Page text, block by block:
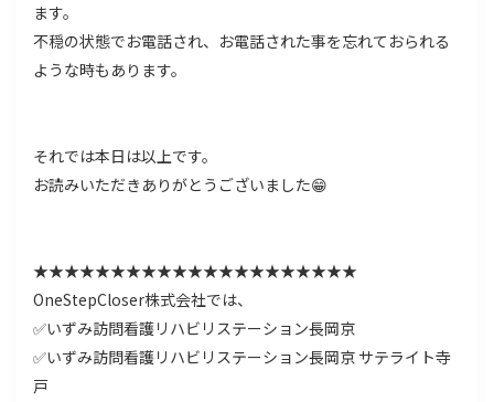
ます。
不穏の状態でお電話され、お電話された事を忘れておられる
ような時もあります。
それでは本日は以上です。
お読みいただきありがとうございました😁
★★★★★★★★★★★★★★★★★★★★★
OneStepCloser株式会社では、
✅いずみ訪問看護リハビリステーション長岡京
✅いずみ訪問看護リハビリステーション長岡京 サテライト寺
戸